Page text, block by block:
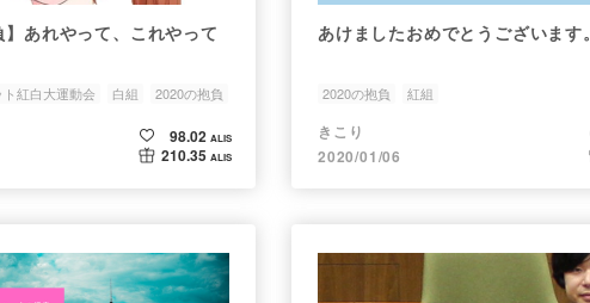
】あれやって、これやって
紅白大運動会 白組
2020の抱負
98.02 ALIS
210.35 ALIS
あけましたおめでとうございます。
2020の抱負 紅組
きこり
2020/01/06